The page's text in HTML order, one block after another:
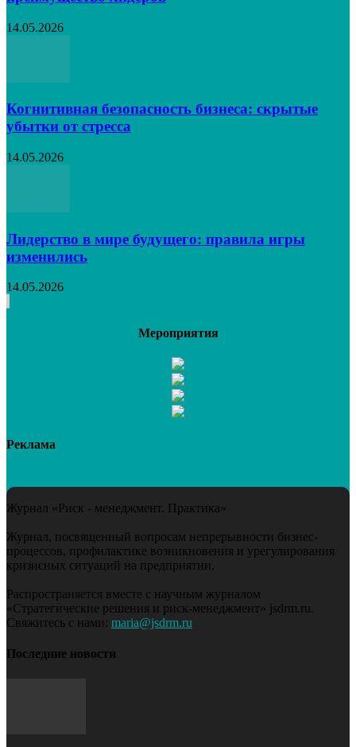
14.05.2026
Когнитивная безопасность бизнеса: скрытые
убытки от стресса
14.05.2026
Лидерство в мире будущего: правила игры
изменились
14.05.2026
Мероприятия
Реклама
Журнал «Риск - менеджмент. Практика»
Журнал, посвященный вопросам непрерывности бизнес-
процессов, профилактике возникновения и урегулирования
кризисных ситуаций на предприятии.
Распространяется вместе с научным журналом
«Стратегические решения и риск-менеджмент» jsdrm.ru.
Свяжитесь с нами: maria@jsdrm.ru
Последние новости